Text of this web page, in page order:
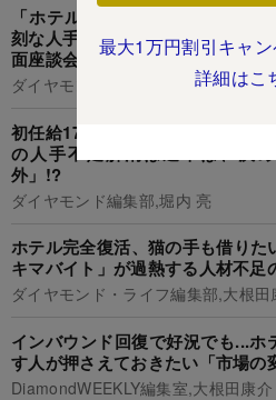
最大1万円割引キャン
詳細はこ
「ホテルで働く日本人が激務で
刻な人手不足を人事担当者が暴露
面座談会】
ダイヤモンド編集部,土本匡孝
初任給17.5万→26万円に引き上げ
の人手不足解消は道半ば、決め
外」!?
ダイヤモンド編集部,堀内 亮
ホテル完全復活、猫の手も借りた
キマバイト」が過熱する人材不足
ダイヤモンド・ライフ編集部,大根田
インバウンド回復で好況でも...ホ
す人が押さえておきたい「市場の
DiamondWEEKLY編集室,大根田康介